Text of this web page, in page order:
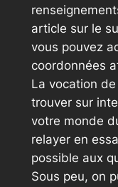
article sur le
vous pouvez
coordonnées
La vocation
trouver sur
votre monde
relayer en
possible aux
Sous peu, on